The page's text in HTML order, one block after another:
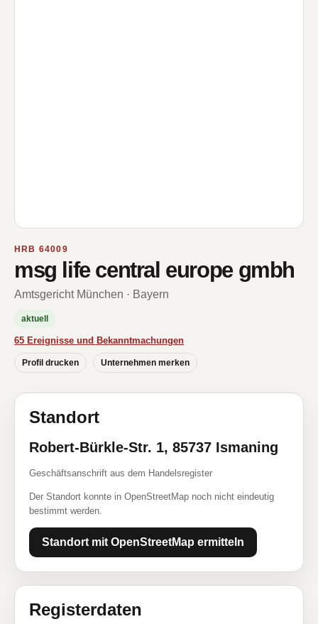
HRB 64009
msg life central europe gmbh
Amtsgericht München · Bayern
aktuell
65 Ereignisse und Bekanntmachungen
Profil drucken Unternehmen merken
Standort
Robert-Bürkle-Str. 1, 85737 Ismaning
Geschäftsanschrift aus dem Handelsregister
Der Standort konnte in OpenStreetMap noch nicht eindeutig
bestimmt werden.
Standort mit OpenStreetMap ermitteln
Registerdaten